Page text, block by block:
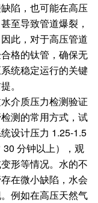
陷，也可能在高压
至导致管道爆裂，
此，对于高压管道
格的钛管，确保无
统稳定运行的关键
。
介质压力检测验证
测的常用方式，试
设计压力 1.25-1.5
分钟以上），观
形等情况。水的不
在微小缺陷，水会
例如在高压天然气